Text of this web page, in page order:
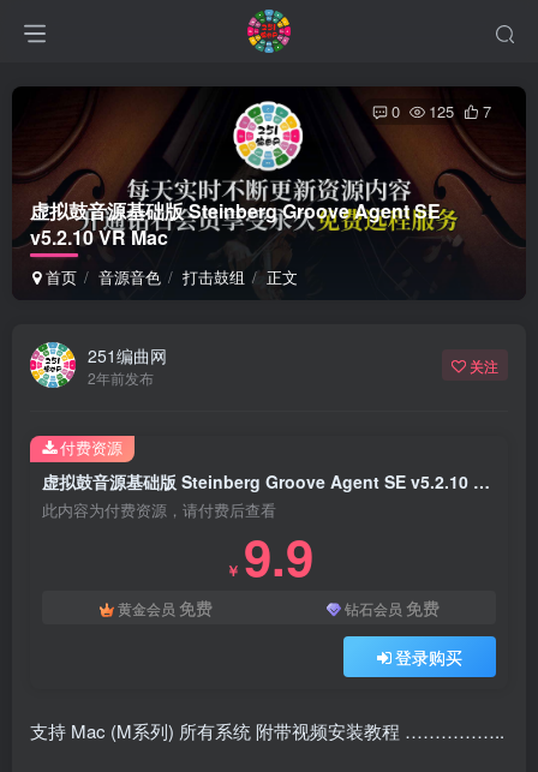
虚拟鼓音源基础版 Steinberg Groove Agent SE
v5.2.10 VR Mac
首页 音源音色 打击鼓组 正文
0 125 7
251编曲网
2年前发布
关注
虚拟鼓音源基础版 Steinberg Groove Agent SE v5.2.10 VR Mac
此内容为付费资源，请付费后查看
￥ 9.9
黄金会员 免费 钻石会员 免费
登录购买
付费资源
支持 Mac (M系列) 所有系统 附带视频安装教程 ……………..